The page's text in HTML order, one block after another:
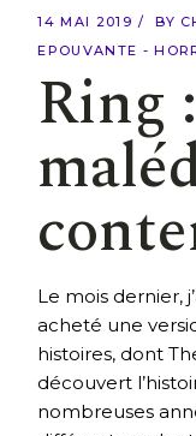
14 MAI 2019 BY
EPOUVANTE -
Ring
Le mois dernier,
acheté une
histoires, dont
découvert
nombreuses